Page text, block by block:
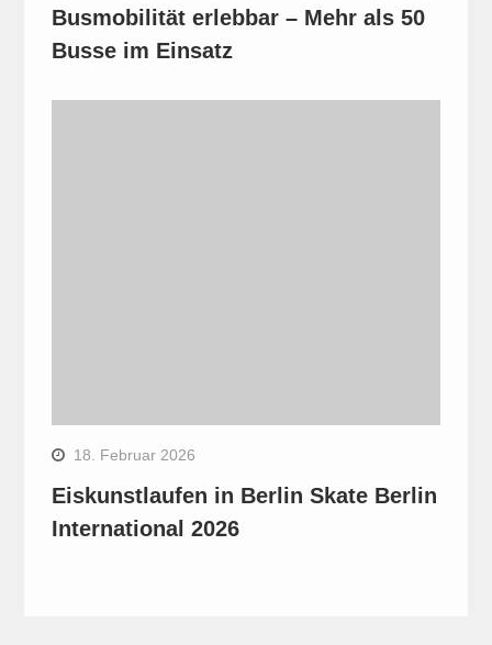
Busmobilität erlebbar – Mehr als 50
Busse im Einsatz
18. Februar 2026
Eiskunstlaufen in Berlin Skate Berlin
International 2026